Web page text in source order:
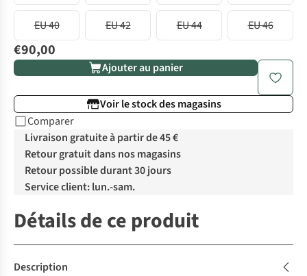
EU 40 EU 42 EU 44 EU 46
€90,00
Ajouter au panier
Voir le stock des magasins
Comparer
Livraison gratuite à partir de 45 €
Retour gratuit dans nos magasins
Retour possible durant 30 jours
Service client: lun.-sam.
Détails de ce produit
Description